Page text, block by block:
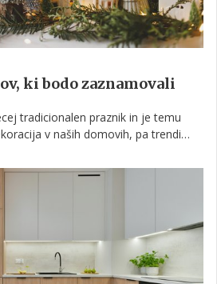
ki bodo zaznamovali
tradicionalen praznik in je temu
v naših domovih, pa trendi
kaj bo po napovedih notranjih